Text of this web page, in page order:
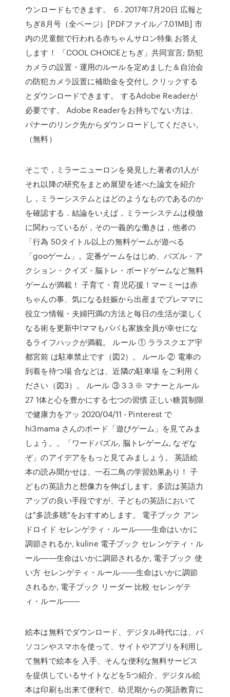
ウンロードもできます。 ６. 2017年7月20日 広報と
ちぎ8月号（全ページ）[PDFファイル／7.01MB] 市
内の児童館で行われる赤ちゃんサロン特集 お答え
します！ 「COOL CHOICEとちぎ」共同宣言; 防犯
カメラの設置・運用のルールを定めました＆自治会
の防犯カメラ設置に補助金を交付し クリックする
とダウンロードできます。 するAdobe Readerが
必要です。 Adobe Readerをお持ちでない方は、
バナーのリンク先からダウンロードしてください。
（無料）
そこで，ミラーニューロンを発見した著者の1人が
それ以降の研究をまとめ展望を述べた論文を紹介
し，ミラーシステムとはどのようなものであるのか
を確認する．結論をいえば，ミラーシステムは模倣
に関わっているが，その一義的な働きは，他者の
「行為 50タイトル以上の無料ゲームが遊べる
「gooゲーム」。定番ゲームをはじめ、パズル・ア
クション・クイズ・脳トレ・ボードゲームなど無料
ゲームが満載！ 子育て・育児応援！マーミーは赤
ちゃんの事、気になる妊娠から出産までプレママに
役立つ情報・夫婦円満の方法と毎日の生活が楽しく
なる術を更新中!ママもパパも家族全員が幸せにな
るライフハックが満載。 ルール ① ララスクエア宇
都宮前 は駐車禁止です（図2）。 ルール ② 電車の
到着を待つ場 合などは、近隣の駐車場 をご利用く
ださい（図3）。 ルール ③ 3 3 ※ マナーとルール
27 1体と心を豊かにする七つの習慣 正しい糖質制限
で健康力をアッ 2020/04/11 - Pinterest で
hi3mama さんのボード「遊びゲーム」を見てみま
しょう。。「ワードパズル, 脳トレゲーム, なぞな
ぞ」のアイデアをもっと見てみましょう。 英語絵
本の読み聞かせは、一石二鳥の学習効果あり！ 子
どもの英語力と想像力を伸ばします。多読は英語力
アップの良い手段ですが、子どもの英語において
は"多読多聴"をおすすめします。 電子ブック アン
ドロイド セレンゲティ・ルール――生命はいかに
調節されるか, kuline 電子ブック セレンゲティ・ル
ール――生命はいかに調節されるか, 電子ブック 使
い方 セレンゲティ・ルール――生命はいかに調節
されるか, 電子ブック リーダー 比較 セレンゲテ
ィ・ルール――
絵本は無料でダウンロード、デジタル時代には、パ
ソコンやスマホを使って、サイトやアプリを利用し
て無料で絵本を 入手、そんな便利な無料サービス
を提供しているサイトなどを5つ紹介、デジタル絵
本は印刷も出来て便利で、幼児期からの英語教育に